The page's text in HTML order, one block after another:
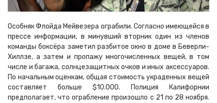
Особняк Флойда Мейвезера ограбили. Согласно имеющейся в
прессе информации, в минувший вторник один из членов
команды боксёра заметил разбитое окно в доме в Беверли-
Хиллзе, а затем и пропажу многочисленных вещей, в том
числе и багажа, солнцезащитных очков и иных аксессуаров.
По начальным оценкам, общая стоимость украденных вещей
составляет больше $10.000. Полиция Калифорнии
предполагает, что ограбление произошло с 21 по 28 ноября.